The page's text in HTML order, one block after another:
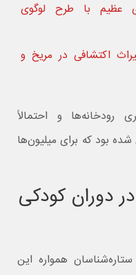
عظیم با طرح لوگوی
۱۵ سال میراث اکتشافی در مریخ و
رودخانه‌ها و احتمالاً
بود که برای میلیون‌ها
دوران کودکی
همواره این